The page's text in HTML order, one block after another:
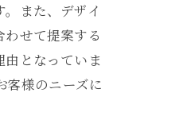
また、デザイ
せて提案する
となっていま
客様のニーズに